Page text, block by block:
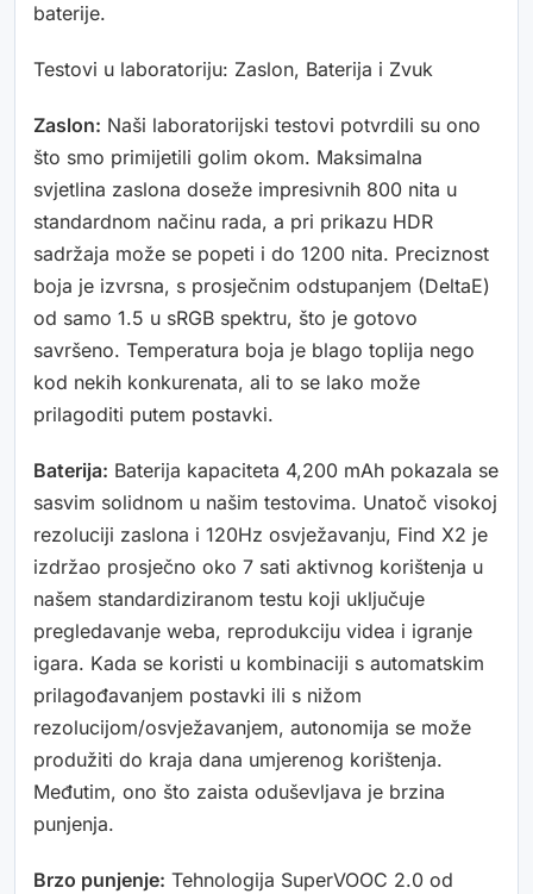
baterije.
Testovi u laboratoriju: Zaslon, Baterija i Zvuk
Zaslon: Naši laboratorijski testovi potvrdili su ono
što smo primijetili golim okom. Maksimalna
svjetlina zaslona doseže impresivnih 800 nita u
standardnom načinu rada, a pri prikazu HDR
sadržaja može se popeti i do 1200 nita. Preciznost
boja je izvrsna, s prosječnim odstupanjem (DeltaE)
od samo 1.5 u sRGB spektru, što je gotovo
savršeno. Temperatura boja je blago toplija nego
kod nekih konkurenata, ali to se lako može
prilagoditi putem postavki.
Baterija: Baterija kapaciteta 4,200 mAh pokazala se
sasvim solidnom u našim testovima. Unatoč visokoj
rezoluciji zaslona i 120Hz osvježavanju, Find X2 je
izdržao prosječno oko 7 sati aktivnog korištenja u
našem standardiziranom testu koji uključuje
pregledavanje weba, reprodukciju videa i igranje
igara. Kada se koristi u kombinaciji s automatskim
prilagođavanjem postavki ili s nižom
rezolucijom/osvježavanjem, autonomija se može
produžiti do kraja dana umjerenog korištenja.
Međutim, ono što zaista oduševljava je brzina
punjenja.
Brzo punjenje: Tehnologija SuperVOOC 2.0 od